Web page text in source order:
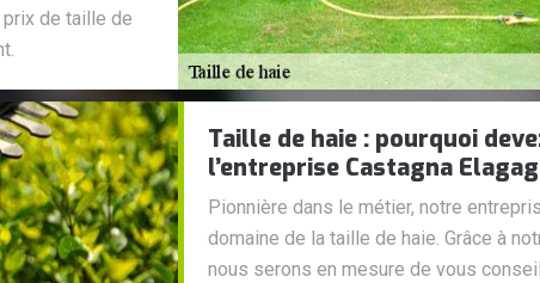
de taille de
Taille de haie : pourquoi
l’entreprise Castagna
Pionnière dans le métier, notre
domaine de la taille de haie. Grâce à
nous serons en mesure de vous